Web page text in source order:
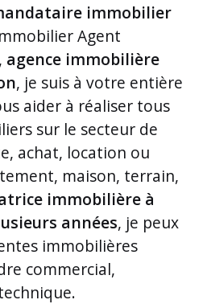
immobilier
Agent
agence immobilière
, je suis à votre entière
aider à réaliser tous
sur le secteur de
achat, location ou
maison, terrain,
immobilière à
années, je peux
immobilières
commercial,